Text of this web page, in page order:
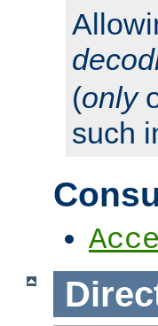
(only
such